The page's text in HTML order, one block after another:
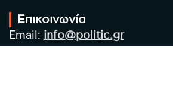
Επικοινωνία
Email: info@politic.gr
Τηλ: